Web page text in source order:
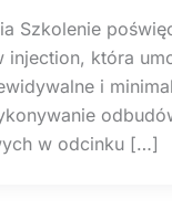
Szkolenie
injection, która
i
w odcinku […]